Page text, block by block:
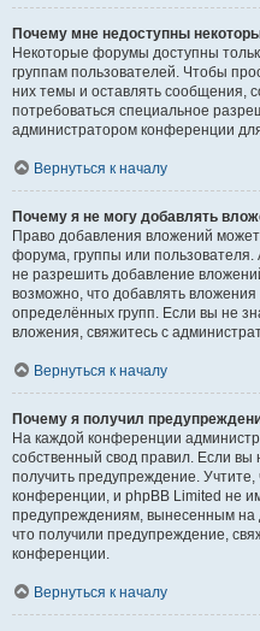
Почему мне недоступны
Некоторые форумы доступны
группам пользователей. Чтобы
них темы и оставлять сообщения,
потребоваться специальное
администратором конференции
Вернуться к началу
Почему я не могу добавлять
Право добавления вложений
форума, группы или
не разрешить добавление
возможно, что добавлять
определённых групп. Если вы не
вложения, свяжитесь с
Вернуться к началу
Почему я получил
На каждой конференции
собственный свод правил. Если
получить предупреждение.
конференции, и phpBB Limited не
предупреждениям, вынесенным на
что получили предупреждение,
конференции.
Вернуться к началу